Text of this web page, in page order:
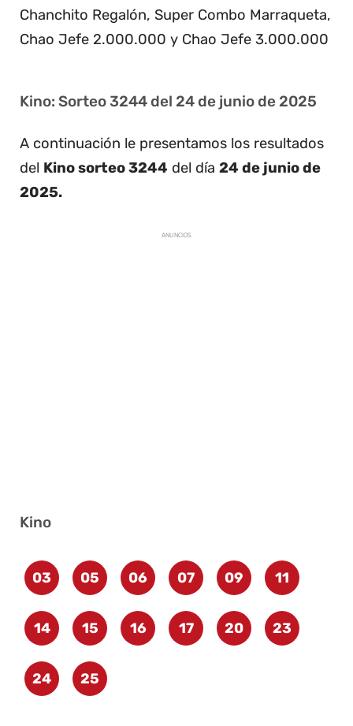
Chanchito Regalón, Super Combo Marraqueta,
Chao Jefe 2.000.000 y Chao Jefe 3.000.000
Kino: Sorteo 3244 del 24 de junio de 2025
A continuación le presentamos los resultados
del Kino sorteo 3244 del día 24 de junio de
2025.
ANUNCIOS
Kino
03 05 06 07 09 11
14 15 16 17 20 23
24 25